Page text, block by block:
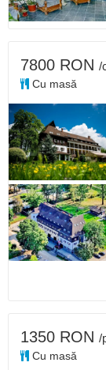
7800 RON /
Cu masă
1350 RON /
Cu masă